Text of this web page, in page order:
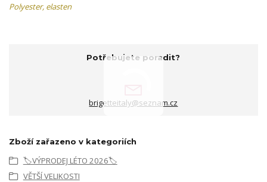
Polyester, elasten
Potřebujete poradit?
brigetteitaly@seznam.cz
Zboží zařazeno v kategoriích
🏷️VÝPRODEJ LÉTO 2026🏷️
VĚTŠÍ VELIKOSTI